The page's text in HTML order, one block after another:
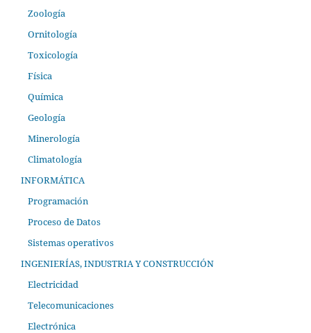
Zoología
Ornitología
Toxicología
Física
Química
Geología
Minerología
Climatología
INFORMÁTICA
Programación
Proceso de Datos
Sistemas operativos
INGENIERÍAS, INDUSTRIA Y CONSTRUCCIÓN
Electricidad
Telecomunicaciones
Electrónica